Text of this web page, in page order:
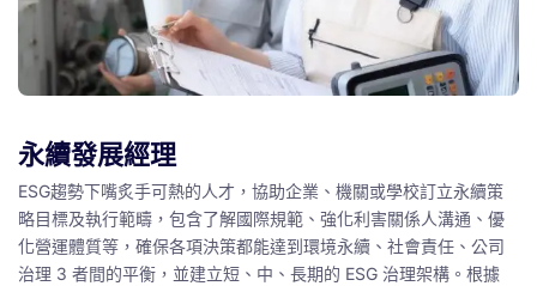
永續發展經理
ESG趨勢下嘴炙手可熱的人才，協助企業、機關或學校訂立永續策
略目標及執行範疇，包含了解國際規範、強化利害關係人溝通、優
化營運體質等，確保各項決策都能達到環境永續、社會責任、公司
治理 3 者間的平衡，並建立短、中、長期的 ESG 治理架構。根據